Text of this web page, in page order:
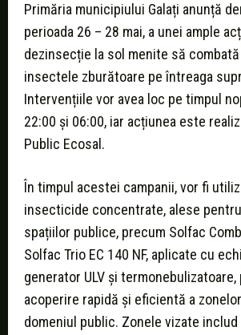
Primăria municipiului Galați anunță
perioada 26 – 28 mai, a unei ample
dezinsecție la sol menite să
insectele zburătoare pe întreaga
Intervențiile vor avea loc pe timpul
22:00 și 06:00, iar acțiunea este
Public Ecosal.
În timpul acestei campanii, vor fi
insecticide concentrate, alese
spațiilor publice, precum Solfac
Solfac Trio EC 140 NF, aplicate cu
generator ULV și
acoperire rapidă și eficientă a
domeniul public. Zonele vizate